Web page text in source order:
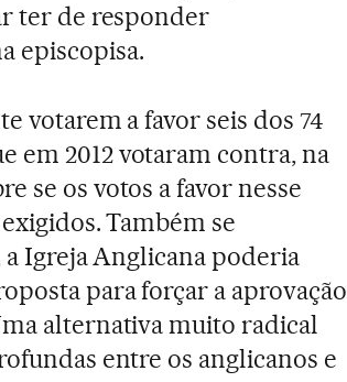
ter de responder
episcopisa.
votarem a favor seis dos 74
em 2012 votaram contra, na
se os votos a favor nesse
Também se
a Igreja Anglicana poderia
para forçar a aprovação
alternativa muito radical
entre os anglicanos e